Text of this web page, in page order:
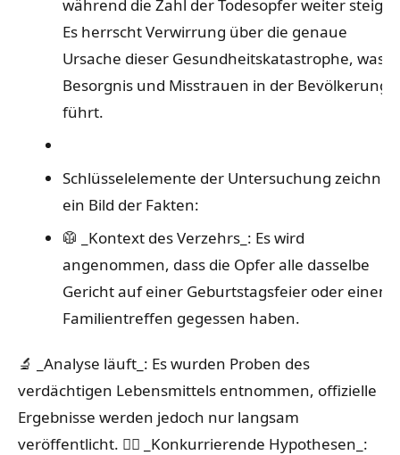
während die Zahl der Todesopfer weiter steigt.
Es herrscht Verwirrung über die genaue
Ursache dieser Gesundheitskatastrophe, was
Besorgnis und Misstrauen in der Bevölkerung
führt.
Schlüsselelemente der Untersuchung zeichnen
ein Bild der Fakten:
🥼 _Kontext des Verzehrs_: Es wird
angenommen, dass die Opfer alle dasselbe
Gericht auf einer Geburtstagsfeier oder einem
Familientreffen gegessen haben.
🔬 _Analyse läuft_: Es wurden Proben des
verdächtigen Lebensmittels entnommen, offizielle
Ergebnisse werden jedoch nur langsam
veröffentlicht. 🕵️‍♀️ _Konkurrierende Hypothesen_: